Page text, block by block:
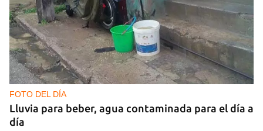
FOTO DEL DÍA
Lluvia para beber, agua contaminada para el día a
día